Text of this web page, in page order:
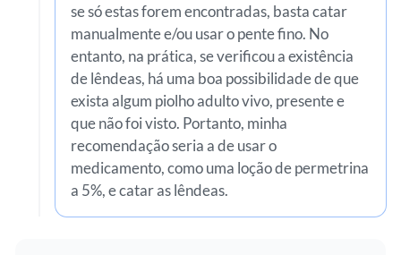
se só estas forem encontradas, basta catar
manualmente e/ou usar o pente fino. No
entanto, na prática, se verificou a existência
de lêndeas, há uma boa possibilidade de que
exista algum piolho adulto vivo, presente e
que não foi visto. Portanto, minha
recomendação seria a de usar o
medicamento, como uma loção de permetrina
a 5%, e catar as lêndeas.